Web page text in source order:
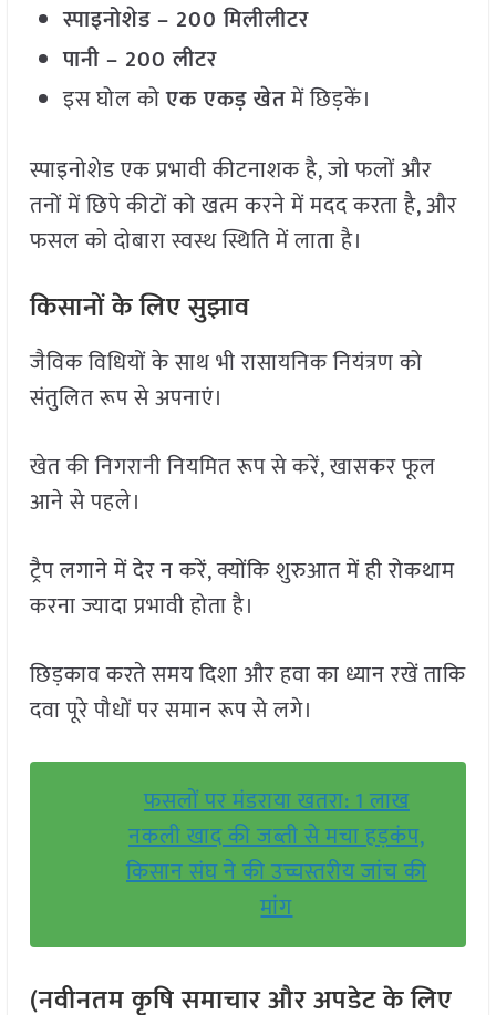
स्पाइनोशेड – 200 मिलीलीटर
पानी – 200 लीटर
इस घोल कोएक एकड़ खेतमें छिड़कें।
स्पाइनोशेड एक प्रभावी कीटनाशक है, जो फलों और
तनों में छिपे कीटों को खत्म करने में मदद करता है, और
फसल को दोबारा स्वस्थ स्थिति में लाता है।
किसानों के लिए सुझाव
जैविक विधियों के साथ भी रासायनिक नियंत्रण को
संतुलित रूप से अपनाएं।
खेत की निगरानी नियमित रूप से करें, खासकर फूल
आने से पहले।
ट्रैप लगाने में देर न करें, क्योंकि शुरुआत में ही रोकथाम
करना ज्यादा प्रभावी होता है।
छिड़काव करते समय दिशा और हवा का ध्यान रखें ताकि
दवा पूरे पौधों पर समान रूप से लगे।
फसलों पर मंडराया खतरा: 1 लाख
नकली खाद की जब्ती से मचा हड़कंप,
किसान संघ ने की उच्चस्तरीय जांच की
मांग
(नवीनतम कृषि समाचार और अपडेट के लिए